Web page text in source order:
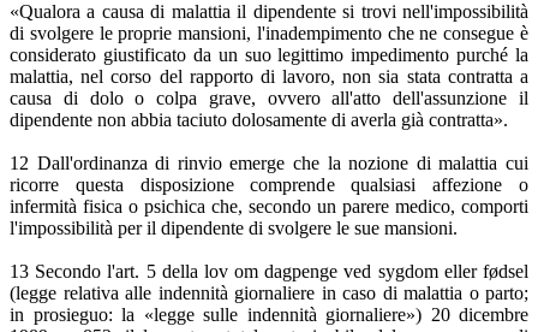
«Qualora a causa di malattia il dipendente si trovi nell'impossibilità
di svolgere le proprie mansioni, l'inadempimento che ne consegue è
considerato giustificato da un suo legittimo impedimento purché la
malattia, nel corso del rapporto di lavoro, non sia stata contratta a
causa di dolo o colpa grave, ovvero all'atto dell'assunzione il
dipendente non abbia taciuto dolosamente di averla già contratta».
12 Dall'ordinanza di rinvio emerge che la nozione di malattia cui
ricorre questa disposizione comprende qualsiasi affezione o
infermità fisica o psichica che, secondo un parere medico, comporti
l'impossibilità per il dipendente di svolgere le sue mansioni.
13 Secondo l'art. 5 della lov om dagpenge ved sygdom eller fødsel
(legge relativa alle indennità giornaliere in caso di malattia o parto;
in prosieguo: la «legge sulle indennità giornaliere») 20 dicembre